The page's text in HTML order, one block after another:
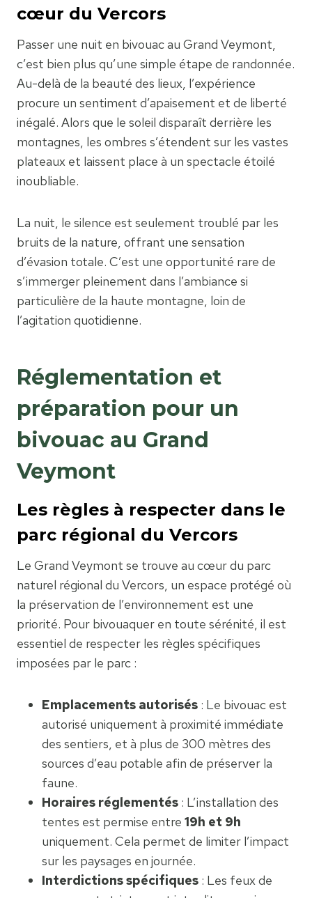
cœur du Vercors
Passer une nuit en bivouac au Grand Veymont,
c’est bien plus qu’une simple étape de randonnée.
Au-delà de la beauté des lieux, l’expérience
procure un sentiment d’apaisement et de liberté
inégalé. Alors que le soleil disparaît derrière les
montagnes, les ombres s’étendent sur les vastes
plateaux et laissent place à un spectacle étoilé
inoubliable.
La nuit, le silence est seulement troublé par les
bruits de la nature, offrant une sensation
d’évasion totale. C’est une opportunité rare de
s’immerger pleinement dans l’ambiance si
particulière de la haute montagne, loin de
l’agitation quotidienne.
Réglementation et
préparation pour un
bivouac au Grand
Veymont
Les règles à respecter dans le
parc régional du Vercors
Le Grand Veymont se trouve au cœur du parc
naturel régional du Vercors, un espace protégé où
la préservation de l’environnement est une
priorité. Pour bivouaquer en toute sérénité, il est
essentiel de respecter les règles spécifiques
imposées par le parc :
Emplacements autorisés : Le bivouac est
autorisé uniquement à proximité immédiate
des sentiers, et à plus de 300 mètres des
sources d’eau potable afin de préserver la
faune.
Horaires réglementés : L’installation des
tentes est permise entre 19h et 9h
uniquement. Cela permet de limiter l’impact
sur les paysages en journée.
Interdictions spécifiques : Les feux de